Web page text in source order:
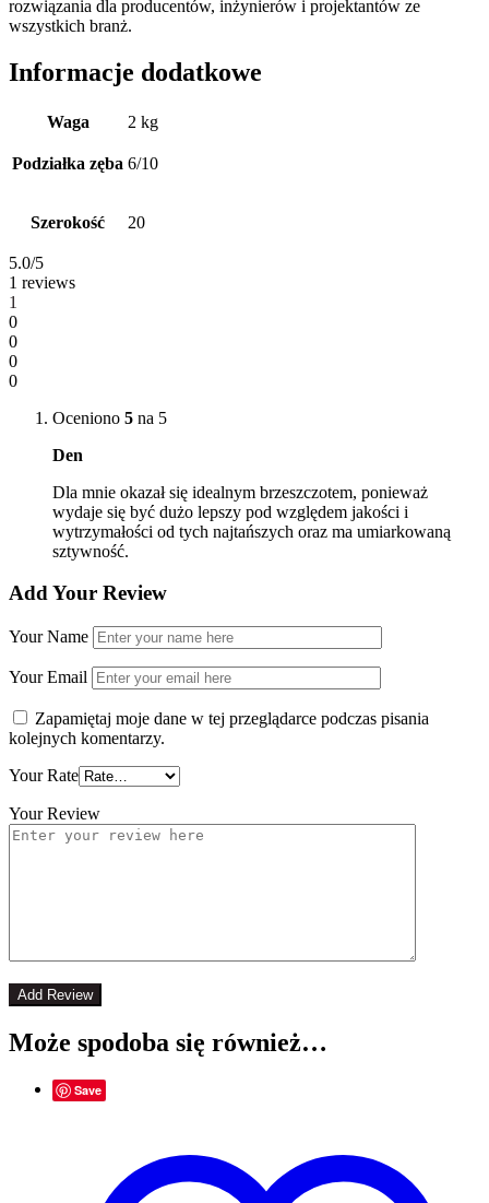
rozwiązania dla producentów, inżynierów i projektantów ze
wszystkich branż.
Informacje dodatkowe
Waga 2 kg
Podziałka zęba 6/10
Szerokość 20
5.0/5
1 reviews
1
0
0
0
0
Oceniono 5 na 5
Den
Dla mnie okazał się idealnym brzeszczotem, ponieważ
wydaje się być dużo lepszy pod względem jakości i
wytrzymałości od tych najtańszych oraz ma umiarkowaną
sztywność.
Add Your Review
Your Name
Your Email
Zapamiętaj moje dane w tej przeglądarce podczas pisania
kolejnych komentarzy.
Your Rate
Your Review
Może spodoba się również…
Save